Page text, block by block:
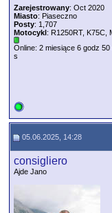
Zarejestrowany: Oct 2020
Miasto: Piaseczno
Posty: 1,707
Motocykl: R1250RT, K75C,
Online: 2 miesiące 6 godz 50
s
05.06.2025, 14:28
consigliero
Ajde Jano